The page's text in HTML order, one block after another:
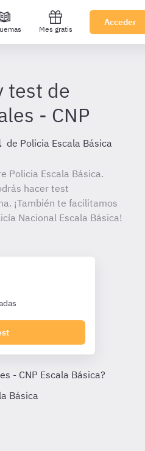
Mes gratis
Acceder
test de
- CNP
de Policia Escala Básica
Policia Escala Básica.
hacer test
¡También te facilitamos
Nacional Escala Básica!